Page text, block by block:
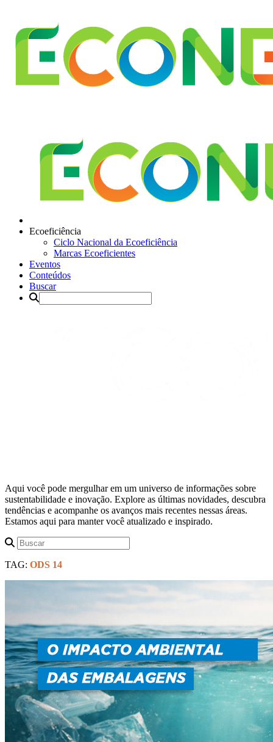
Ecoeficiência
Ciclo Nacional da Ecoeficiência
Marcas Ecoeficientes
Eventos
Conteúdos
Buscar
Aqui você pode mergulhar em um universo de informações sobre
sustentabilidade e inovação. Explore as últimas novidades, descubra
tendências e acompanhe os avanços mais recentes nessas áreas.
Estamos aqui para manter você atualizado e inspirado.
TAG: ODS 14